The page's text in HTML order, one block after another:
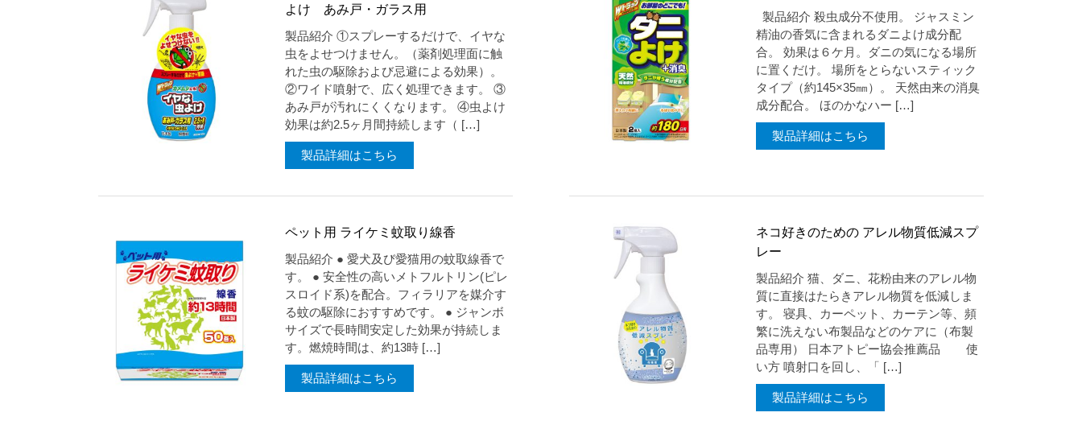
よけ あみ戸・ガラス用
製品紹介 ①スプレーするだけで、イヤな
虫をよせつけません。（薬剤処理面に触
れた虫の駆除および忌避による効果）。
②ワイド噴射で、広く処理できます。 ③
あみ戸が汚れにくくなります。 ④虫よけ
効果は約2.5ヶ月間持続します（ […]
製品詳細はこちら
製品紹介 殺虫成分不使用。 ジャスミン
精油の香気に含まれるダニよけ成分配
合。 効果は６ケ月。ダニの気になる場所
に置くだけ。 場所をとらないスティック
タイプ（約145×35㎜）。 天然由来の消臭
成分配合。 ほのかなハー […]
製品詳細はこちら
ペット用 ライケミ蚊取り線香
製品紹介 ● 愛犬及び愛猫用の蚊取線香で
す。 ● 安全性の高いメトフルトリン(ピレ
スロイド系)を配合。フィラリアを媒介す
る蚊の駆除におすすめです。 ● ジャンボ
サイズで長時間安定した効果が持続しま
す。燃焼時間は、約13時 […]
製品詳細はこちら
ネコ好きのための アレル物質低減スプ
レー
製品紹介 猫、ダニ、花粉由来のアレル物
質に直接はたらきアレル物質を低減しま
す。 寝具、カーペット、カーテン等、頻
繁に洗えない布製品などのケアに（布製
品専用） 日本アトピー協会推薦品 使
い方 噴射口を回し、「 […]
製品詳細はこちら